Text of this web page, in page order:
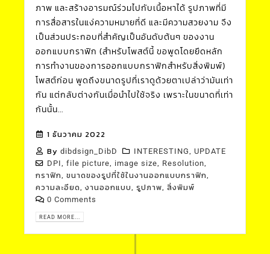
ภาพ และสร้างอารมณ์ร่วมไปกับเนื้อหาได้ รูปภาพที่มี
การสื่อสารในแง่ความหมายที่ดี และมีความสวยงาม จึง
เป็นส่วนประกอบที่สำคัญเป็นอันดับต้นๆ ของงาน
ออกแบบกราฟิก (สำหรับโพสต์นี้ ขอพูดโดยยึดหลัก
การทำงานของการออกแบบกราฟิกสำหรับสิ่งพิมพ์)
โพสต์ก่อน พูดถึงขนาดรูปที่เราดูด้วยตาเปล่าว่ามันเท่า
กัน แต่กลับต่างกันเมื่อนำไปใช้จริง เพราะในขนาดที่เท่า
กันนั้น...
1 ธันวาคม 2022
By dibdsign_DibD INTERESTING, UPDATE
DPI, file picture, image size, Resolution,
กราฟิก,ขนาดของรูปที่ใช้ในงานออกแบบกราฟิก,
ความละอียด,งานออกแบบ,รูปภาพ,สิ่งพิมพ์
0 Comments
READ MORE...